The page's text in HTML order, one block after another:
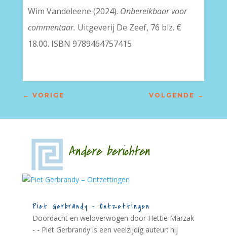
Wim Vandeleene (2024). Onbereikbaar voor
commentaar. Uitgeverij De Zeef, 76 blz. €
18.00. ISBN 9789464757415
← VORIGE VOLGENDE →
Andere berichten
Piet Gerbrandy – Ontzettingen
Doordacht en weloverwogen door Hettie Marzak
- - Piet Gerbrandy is een veelzijdig auteur: hij